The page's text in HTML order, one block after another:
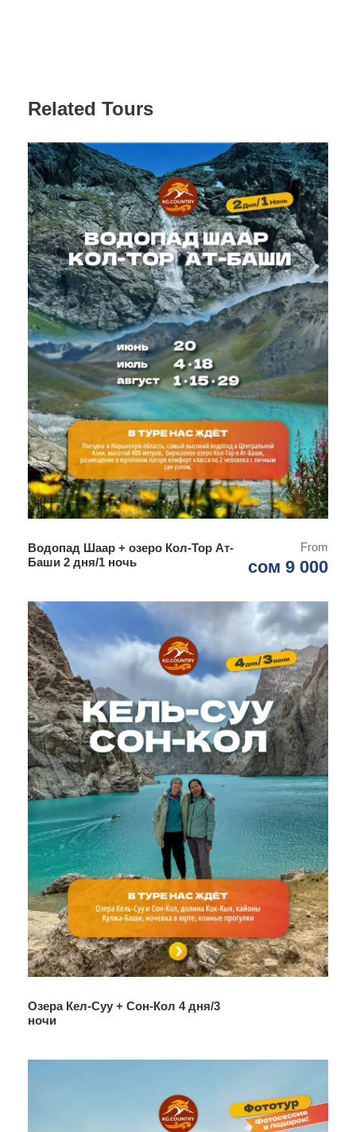
Related Tours
Водопад Шаар + озеро Кол-Тор Ат-
Баши 2 дня/1 ночь
From
сом 9 000
Озера Кел-Суу + Сон-Кол 4 дня/3
ночи